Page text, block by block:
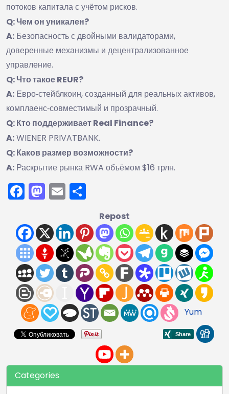
потоков капитала с учётом рисков.
Q: Чем он уникален?
A: Безопасность с двойными валидаторами,
доверенные механизмы и децентрализованное
управление.
Q: Что такое REUR?
A: Евро‑стейблкоин, созданный для реальных активов,
комплаенс‑совместимый и прозрачный.
Q: Кто поддерживает Real Finance?
A:WIENER PRIVATBANK.
Q: Каков размер возможности?
A: Раскрытие рынка RWA объёмом $16 трлн.
Facebook
Mastodon
Email
Repost
Yum
Categories